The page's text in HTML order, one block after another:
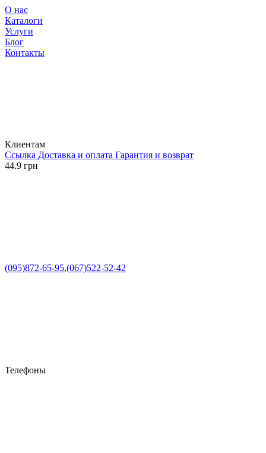
О нас
Каталоги
Услуги
Блог
Контакты
Клиентам
Ссылка Доставка и оплата Гарантия и возврат
44.9 грн
(095)872-65-95,(067)522-52-42
Телефоны